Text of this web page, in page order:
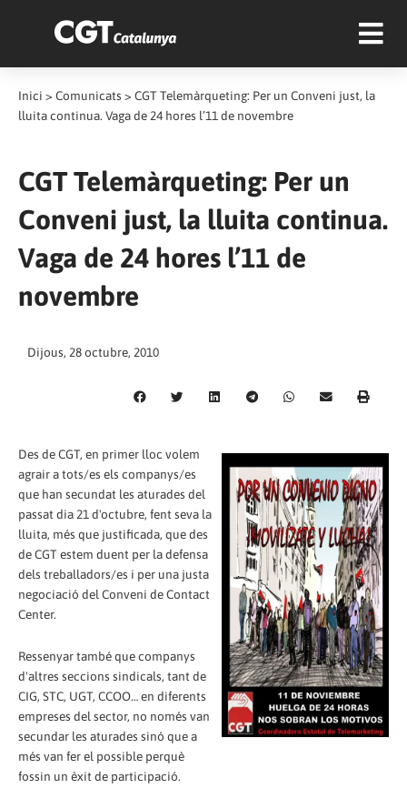
Inici > Comunicats > CGT Telemàrqueting: Per un Conveni just, la
lluita continua. Vaga de 24 hores l’11 de novembre
CGT Telemàrqueting: Per un
Conveni just, la lluita continua.
Vaga de 24 hores l’11 de
novembre
Dijous, 28 octubre, 2010
Des de CGT, en primer lloc volem
agrair a tots/es els companys/es
que han secundat les aturades del
passat dia 21 d'octubre, fent seva la
lluita, més que justificada, que des
de CGT estem duent per la defensa
dels treballadors/es i per una justa
negociació del Conveni de Contact
Center.
Ressenyar també que companys
d'altres seccions sindicals, tant de
CIG, STC, UGT, CCOO… en diferents
empreses del sector, no només van
secundar les aturades sinó que a
més van fer el possible perquè
fossin un èxit de participació.